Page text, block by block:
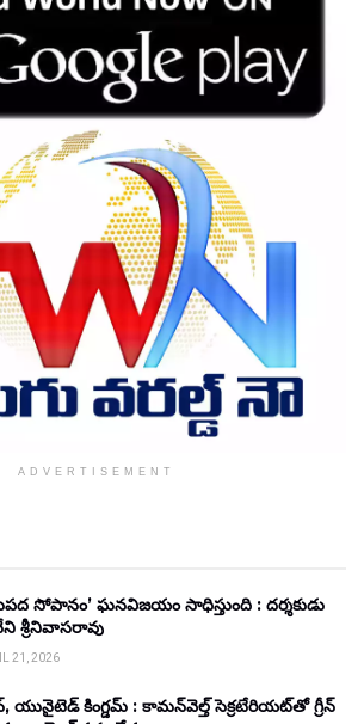
ADVERTISEMENT
సోపానం’ ఘనవిజయం సాధిస్తుంది : దర్శకుడు
శ్రీనివాసరావు
21, 2026
యునైటెడ్ కింగ్డమ్ : కామన్‌వెల్త్ సెక్రటేరియట్‌తో గ్రీన్